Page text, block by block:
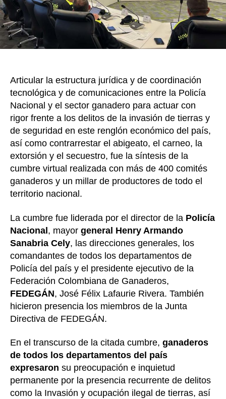
de
Articular la estructura jurídica y de coordinación
tecnológica y de comunicaciones entre la Policía
Nacional y el sector ganadero para actuar con
rigor frente a los delitos de la invasión de tierras y
de seguridad en este renglón económico del país,
así como contrarrestar el abigeato, el carneo, la
extorsión y el secuestro, fue la síntesis de la
cumbre virtual realizada con más de 400 comités
ganaderos y un millar de productores de todo el
territorio nacional.
La cumbre fue liderada por el director de la Policía
Nacional, mayor general Henry Armando
Sanabria Cely, las direcciones generales, los
comandantes de todos los departamentos de
Policía del país y el presidente ejecutivo de la
Federación Colombiana de Ganaderos,
FEDEGÁN, José Félix Lafaurie Rivera. También
hicieron presencia los miembros de la Junta
Directiva de FEDEGÁN.
En el transcurso de la citada cumbre, ganaderos
de todos los departamentos del país
expresaron su preocupación e inquietud
permanente por la presencia recurrente de delitos
como la Invasión y ocupación ilegal de tierras, así